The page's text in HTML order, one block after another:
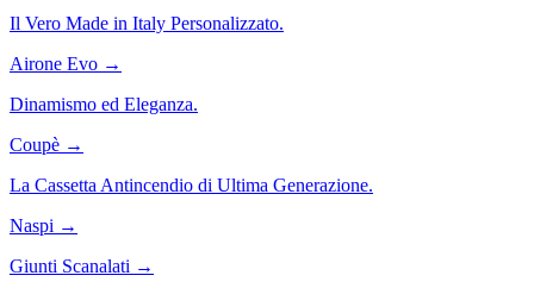
Il Vero Made in Italy Personalizzato.
Airone Evo →
Dinamismo ed Eleganza.
Coupè →
La Cassetta Antincendio di Ultima Generazione.
Naspi →
Giunti Scanalati →